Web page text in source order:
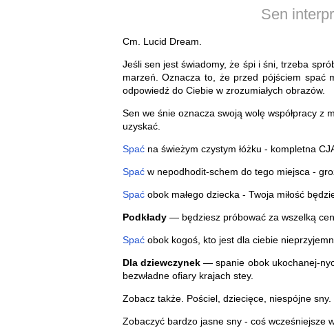
Sen
Cm. Lucid Dream.
Jeśli sen jest świadomy, że śpi i śni, trzeba
marzeń. Oznacza to, że przed pójściem spać
odpowiedź do Ciebie w zrozumiałych obrazów.
Sen we śnie oznacza swoją wolę współpracy z
uzyskać.
Spaćna świeżym czystym łóżku - kompletna
Spaćw nepodhodit-schem do tego miejsca -
Spaćobok małego dziecka - Twoja miłość
Podkłady— będziesz próbować za wszelką
Spaćobok kogoś, kto jest dla ciebie
Dla dziewczynek— spanie obok ukochanej-
bezwładne ofiary krajach stey.
Zobacz także. Pościel, dziecięce, niespójne sny.
Zobaczyć bardzo jasne sny - coś wcześniejsze